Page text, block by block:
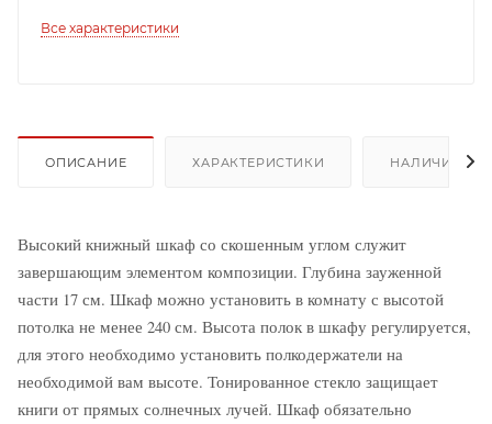
Все характеристики
ОПИСАНИЕ ХАРАКТЕРИСТИКИ НАЛИЧИЕ
Высокий книжный шкаф со скошенным углом служит
завершающим элементом композиции. Глубина зауженной
части 17 см. Шкаф можно установить в комнату с высотой
потолка не менее 240 см. Высота полок в шкафу регулируется,
для этого необходимо установить полкодержатели на
необходимой вам высоте. Тонированное стекло защищает
книги от прямых солнечных лучей. Шкаф обязательно